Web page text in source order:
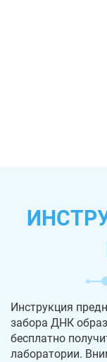
Инструкция
забора ДНК
бесплатно
лаборатории.